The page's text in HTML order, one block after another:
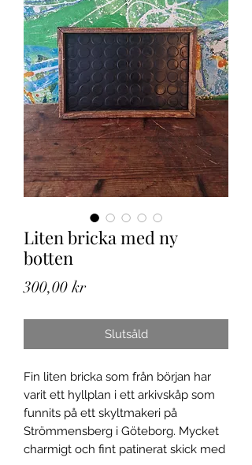
Liten bricka med ny
botten
300,00 krPris
Slutsåld
Fin liten bricka som från början har
varit ett hyllplan i ett arkivskåp som
funnits på ett skyltmakeri på
Strömmensberg i Göteborg. Mycket
charmigt och fint patinerat skick med